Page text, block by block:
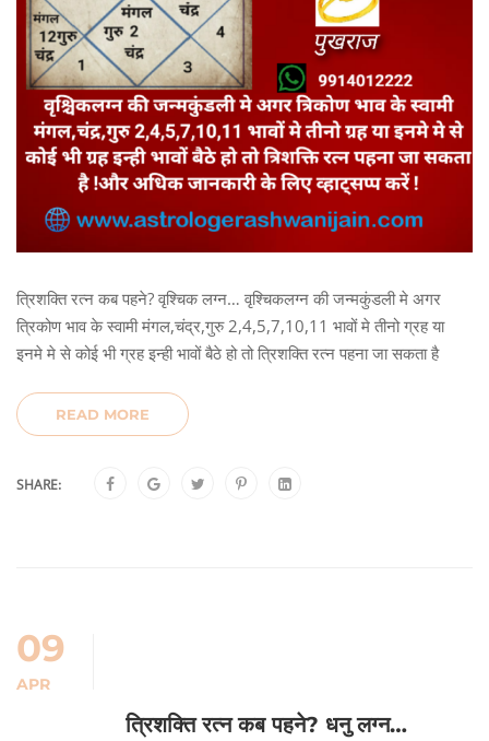
त्रिशक्ति रत्न कब पहने? वृश्चिक लग्न… वृश्चिकलग्न की जन्मकुंडली मे अगर
त्रिकोण भाव के स्वामी मंगल,चंद्र,गुरु 2,4,5,7,10,11 भावों मे तीनो ग्रह या
इनमे मे से कोई भी ग्रह इन्ही भावों बैठे हो तो त्रिशक्ति रत्न पहना जा सकता है
READ MORE
SHARE:
09
APR
त्रिशक्ति रत्न कब पहने? धनु लग्न…